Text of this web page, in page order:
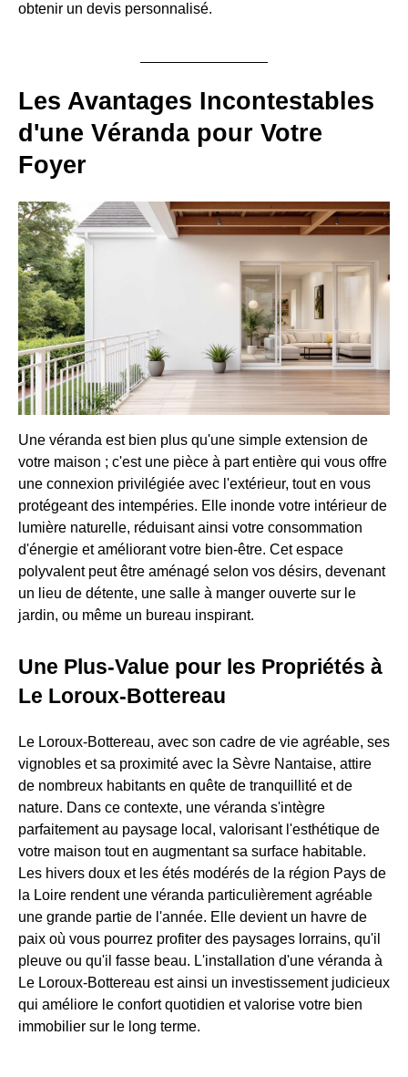
obtenir un devis personnalisé.
Les Avantages Incontestables
d'une Véranda pour Votre
Foyer
Une véranda est bien plus qu'une simple extension de
votre maison ; c'est une pièce à part entière qui vous offre
une connexion privilégiée avec l'extérieur, tout en vous
protégeant des intempéries. Elle inonde votre intérieur de
lumière naturelle, réduisant ainsi votre consommation
d'énergie et améliorant votre bien-être. Cet espace
polyvalent peut être aménagé selon vos désirs, devenant
un lieu de détente, une salle à manger ouverte sur le
jardin, ou même un bureau inspirant.
Une Plus-Value pour les Propriétés à
Le Loroux-Bottereau
Le Loroux-Bottereau, avec son cadre de vie agréable, ses
vignobles et sa proximité avec la Sèvre Nantaise, attire
de nombreux habitants en quête de tranquillité et de
nature. Dans ce contexte, une véranda s'intègre
parfaitement au paysage local, valorisant l'esthétique de
votre maison tout en augmentant sa surface habitable.
Les hivers doux et les étés modérés de la région Pays de
la Loire rendent une véranda particulièrement agréable
une grande partie de l'année. Elle devient un havre de
paix où vous pourrez profiter des paysages lorrains, qu'il
pleuve ou qu'il fasse beau. L'installation d'une véranda à
Le Loroux-Bottereau est ainsi un investissement judicieux
qui améliore le confort quotidien et valorise votre bien
immobilier sur le long terme.